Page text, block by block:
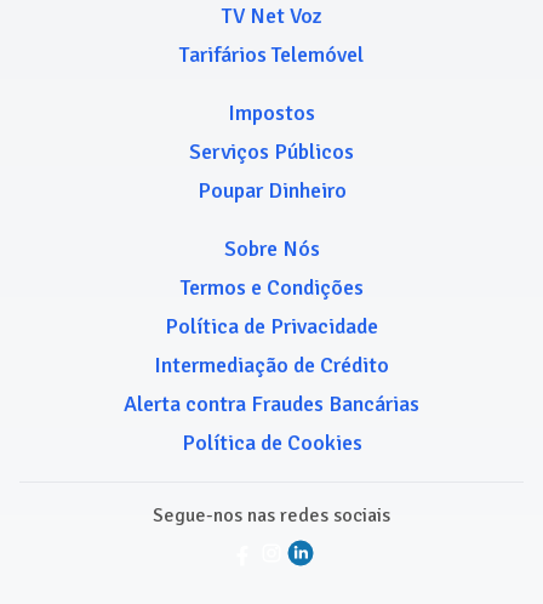
TV Net Voz
Tarifários Telemóvel
Impostos
Serviços Públicos
Poupar Dinheiro
Sobre Nós
Termos e Condições
Política de Privacidade
Intermediação de Crédito
Alerta contra Fraudes Bancárias
Política de Cookies
Segue-nos nas redes sociais